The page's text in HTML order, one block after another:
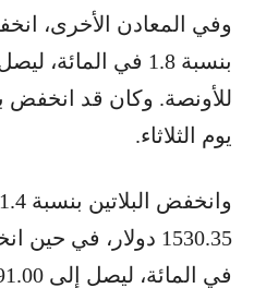
وفي المعادن الأخرى،
يوم الثلاثاء.
في المائة، ليصل إلى 1391.00 دولار.